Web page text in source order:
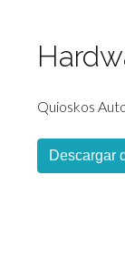
Quioskos
Descargar